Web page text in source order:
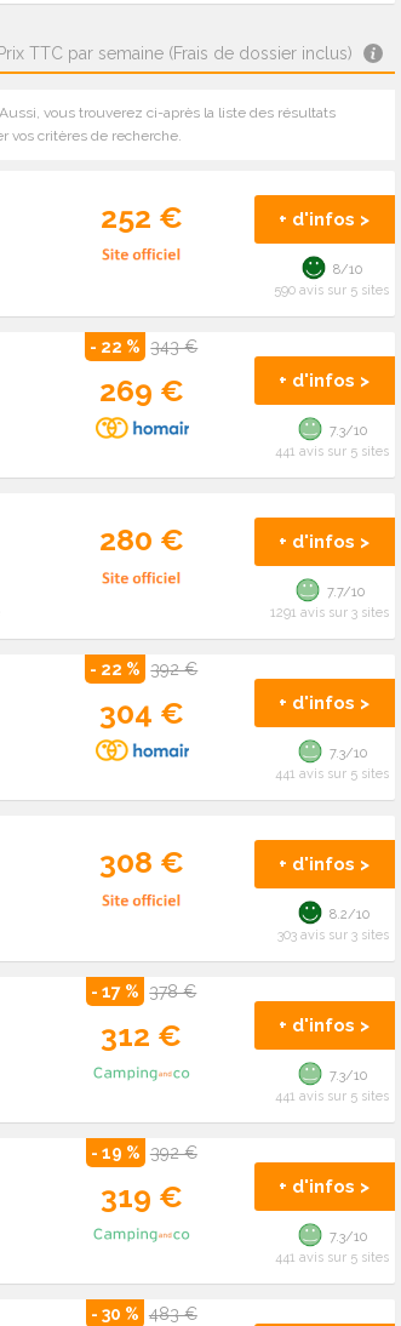
Prix TTC par semaine (Frais de dossier inclus)
vous trouverez ci-après la liste des résultats
vos critères de recherche.
252 € + d'infos >
8/10
590 avis sur 5 sites
- 22 % 343 €
269 € + d'infos >
7.3/10
441 avis sur 5 sites
280 € + d'infos >
7.7/10
1291 avis sur 3 sites
- 22 % 392 €
304 € + d'infos >
7.3/10
441 avis sur 5 sites
308 € + d'infos >
8.2/10
303 avis sur 3 sites
- 17 % 378 €
312 € + d'infos >
7.3/10
441 avis sur 5 sites
- 19 % 392 €
319 € + d'infos >
7.3/10
441 avis sur 5 sites
- 30 % 483 €